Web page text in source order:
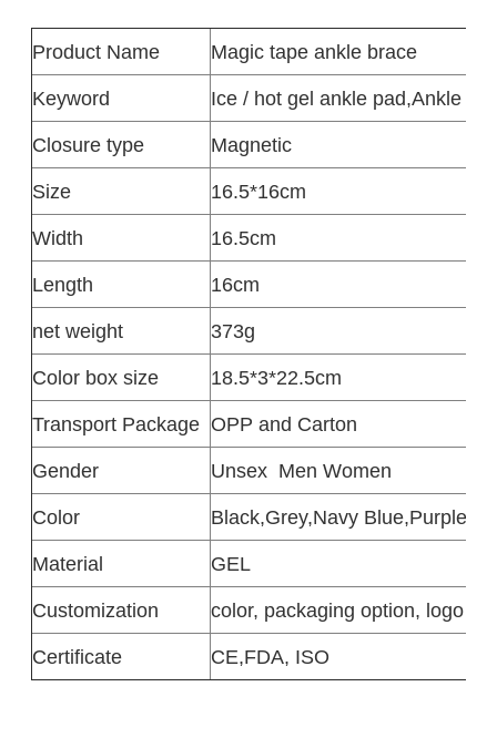
Product Name
Magic tape ankle brace
Keyword
Ice / hot gel ankle pad,Ankle
Closure type
Magnetic
Size
16.5*16cm
Width
16.5cm
Length
16cm
net weight
373g
Color box size
18.5*3*22.5cm
Transport Package OPP and Carton
Gender
Unsex Men Women
Color
Black,Grey,Navy
Material
GEL
Customization
color, packaging option, logo
Certificate
CE,FDA, ISO